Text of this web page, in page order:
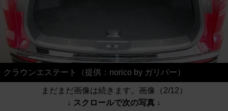
クラウンエステート（提供：norico by ガリバー）
まだまだ画像は続きます。画像（2/12）
↓ スクロールで次の写真 ↓